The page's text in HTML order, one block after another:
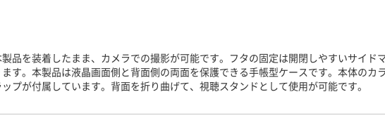
製品を装着したまま、カメラでの撮影が可能です。フタの固定は開閉しやすいサイド
ます。本製品は液晶画面側と背面側の両面を保護できる手帳型ケースです。本体のカ
ップが付属しています。背面を折り曲げて、視聴スタンドとして使用が可能です。